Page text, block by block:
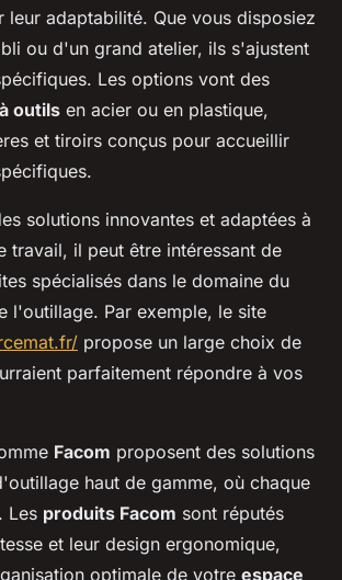
leur adaptabilité. Que vous disposiez
ou d'un grand atelier, ils s'ajustent
Les options vont des
outils en acier ou en plastique,
et tiroirs conçus pour accueillir
solutions innovantes et adaptées à
travail, il peut être intéressant de
spécialisés dans le domaine du
l'outillage. Par exemple, le site
propose un large choix de
parfaitement répondre à vos
Facom proposent des solutions
haut de gamme, où chaque
Les produits Facom sont réputés
et leur design ergonomique,
optimale de votre espace